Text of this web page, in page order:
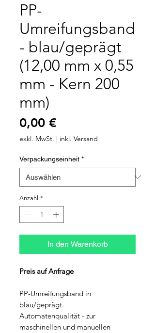
PP-
Umreifungsband
- blau/geprägt
(12,00 mm x 0,55
mm - Kern 200
mm)
0,00 €
exkl. MwSt. | inkl. Versand
Verpackungseinheit *
Anzahl *
In den Warenkorb
Preis auf Anfrage
PP-Umreifungsband in
blau/geprägt.
Automatenqualität - zur
maschinellen und manuellen